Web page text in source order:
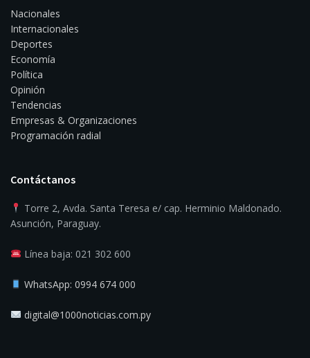
Nacionales
Internacionales
Deportes
Economía
Política
Opinión
Tendencias
Empresas & Organizaciones
Programación radial
Contáctanos
Torre 2, Avda. Santa Teresa e/ cap. Herminio Maldonado.
Asunción, Paraguay.
Línea baja: 021 302 600
WhatsApp: 0994 674 000
digital@1000noticias.com.py